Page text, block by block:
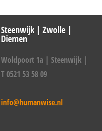
Steenwijk | Zwolle |
Diemen
Woldpoort 1a | Steenwijk |
T 0521 53 58 09
info@humanwise.nl